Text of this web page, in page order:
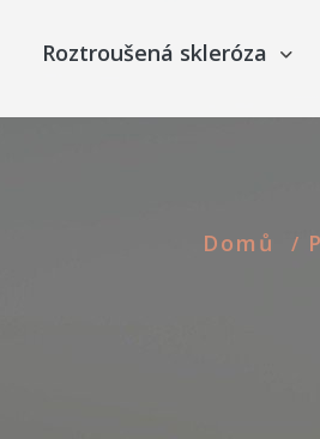
Roztroušená skleróza
Domů /